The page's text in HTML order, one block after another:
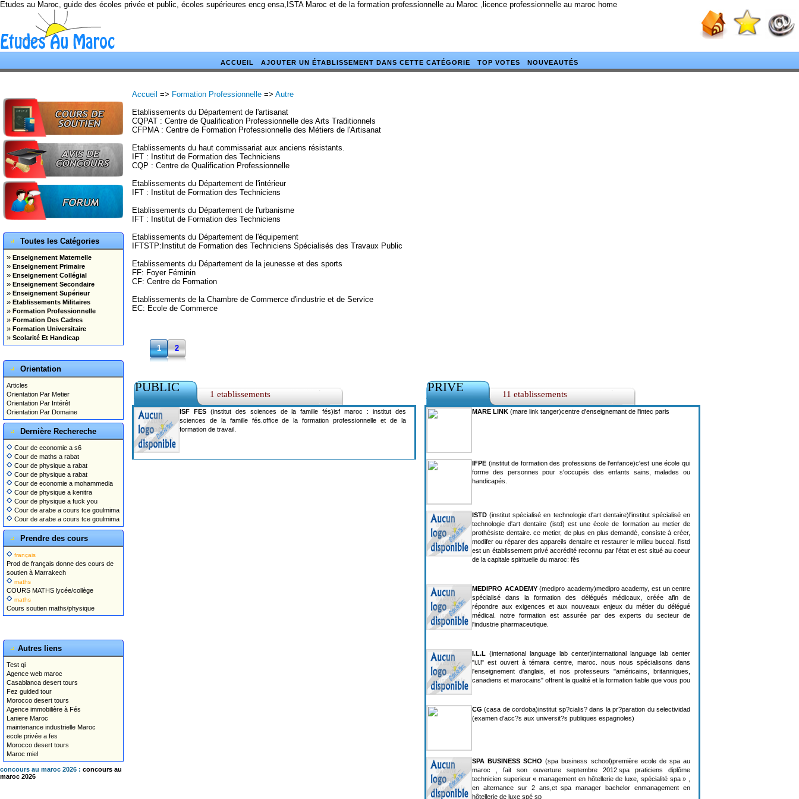
Etudes au Maroc, guide des écoles privée et public, écoles supérieures encg ensa,ISTA Maroc et de la formation professionnelle au Maroc ,licence professionnelle au maroc home
ACCUEIL AJOUTER UN ÉTABLISSEMENT DANS CETTE CATÉGORIE TOP VOTES NOUVEAUTÉS
Toutes les Catégories
» Enseignement Maternelle
» Enseignement Primaire
» Enseignement Collégial
» Enseignement Secondaire
» Enseignement Supérieur
» Etablissements Militaires
» Formation Professionnelle
» Formation Des Cadres
» Formation Universitaire
» Scolarité Et Handicap
Orientation
Articles
Orientation Par Metier
Orientation Par Intérêt
Orientation Par Domaine
Dernière Rechereche
Cour de economie a s6
Cour de maths a rabat
Cour de physique a rabat
Cour de physique a rabat
Cour de economie a mohammedia
Cour de physique a kenitra
Cour de physique a fuck you
Cour de arabe a cours tce goulmima
Cour de arabe a cours tce goulmima
Prendre des cours
français
Prod de français donne des cours de
soutien à Marrakech
maths
COURS MATHS lycée/collège
maths
Cours soutien maths/physique
Autres liens
Test qi
Agence web maroc
Casablanca desert tours
Fez guided tour
Morocco desert tours
Agence immobilière à Fés
Laniere Maroc
maintenance industrielle Maroc
ecole privée a fes
Morocco desert tours
Maroc miel
concours au maroc 2026 : concours au
maroc 2026
Accueil => Formation Professionnelle => Autre
Etablissements du Département de l'artisanat
CQPAT : Centre de Qualification Professionnelle des Arts Traditionnels
CFPMA : Centre de Formation Professionnelle des Métiers de l'Artisanat
Etablissements du haut commissariat aux anciens résistants.
IFT : Institut de Formation des Techniciens
CQP : Centre de Qualification Professionnelle
Etablissements du Département de l'intérieur
IFT : Institut de Formation des Techniciens
Etablissements du Département de l'urbanisme
IFT : Institut de Formation des Techniciens
Etablissements du Département de l'équipement
IFTSTP:Institut de Formation des Techniciens Spécialisés des Travaux Public
Etablissements du Département de la jeunesse et des sports
FF: Foyer Féminin
CF: Centre de Formation
Etablissements de la Chambre de Commerce d'industrie et de Service
EC: Ecole de Commerce
1 2
PUBLIC 1 etablissements
ISF FES(institut des sciences de la famille fés)isf maroc : institut des
sciences de la famille fés.office de la formation professionnelle et de la
formation de travail.
PRIVE 11 etablissements
MARE LINK (mare link tanger)centre d'enseignemant de l'intec paris
IFPE (institut de formation des professions de l'enfance)c'est une école qui
forme des personnes pour s'occupés des enfants sains, malades ou
handicapés.
ISTD (institut spécialisé en technologie d'art dentaire)l'institut spécialisé en
technologie d'art dentaire (istd) est une école de formation au metier de
prothésiste dentaire. ce metier, de plus en plus demandé, consiste à créer,
modifer ou réparer des appareils dentaire et restaurer le milieu buccal. l'istd
est un établissement privé accrédité reconnu par l'état et est situé au coeur
de la capitale spirituelle du maroc: fès
MEDIPRO ACADEMY(medipro academy)medipro academy, est un centre
spécialisé dans la formation des délégués médicaux, créée afin de
répondre aux exigences et aux nouveaux enjeux du métier du délégué
médical. notre formation est assurée par des experts du secteur de
l'industrie pharmaceutique.
I.L.L (international language lab center)international language lab center
"i.l.l" est ouvert à témara centre, maroc. nous nous spécialisons dans
l'enseignement d'anglais, et nos professeurs "américains, britanniques,
canadiens et marocains" offrent la qualité et la formation fiable que vous pou
CG (casa de cordoba)institut sp?cialis? dans la pr?paration du selectividad
(examen d'acc?s aux universit?s publiques espagnoles)
SPA BUSINESS SCHO (spa business school)première ecole de spa au
maroc , fait son ouverture septembre 2012.spa praticiens diplôme
technicien superieur « management en hôtellerie de luxe, spécialité spa » ,
en alternance sur 2 ans,et spa manager bachelor enmanagement en
hôtellerie de luxe spé sp